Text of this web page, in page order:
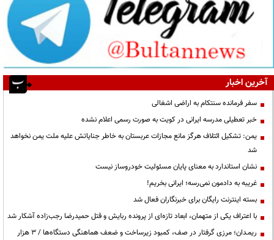
آخرین اخبار
سفر فرمانده سنتکام به اراضی اشغالی
خبر تعطیلی مدرسه ایرانی در کویت به صورت رسمی اعلام نشده
یمن: تشکیل ائتلاف هرگز مانع مجازات عربستان به خاطر جنایاتش علیه ملت یمن نخواهد
شد
نشان استاندارد به معنای پایان مسئولیت خودروساز نیست
غریبه به دادمون نمی‌رسه؛ ایرانی بخریم!
بسته اینترنت رایگان برای خبرنگاران فعال شد
با اعتراف یکی از متهمان، ابعاد تازه‌ای از پرونده ربایش و قتل حمیدرضا رجب‌زاده آشکار شد
ریمـدان؛ مرزی گرفتار در صف، کمبود زیرساخت و ضعف هماهنگی دستگاه‌ها / ۳ هزار